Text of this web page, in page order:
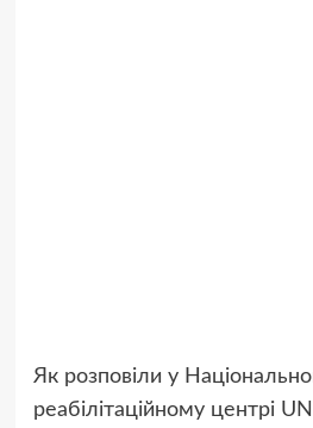
Як розповіли у
реабілітаційному центрі